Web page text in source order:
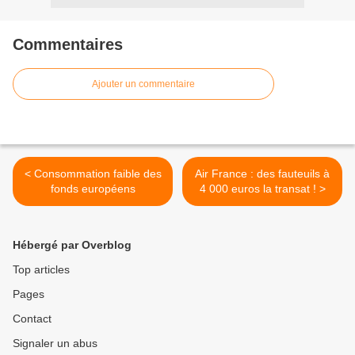
Commentaires
Ajouter un commentaire
< Consommation faible des
fonds européens
Air France : des fauteuils à
4 000 euros la transat ! >
Hébergé par Overblog
Top articles
Pages
Contact
Signaler un abus